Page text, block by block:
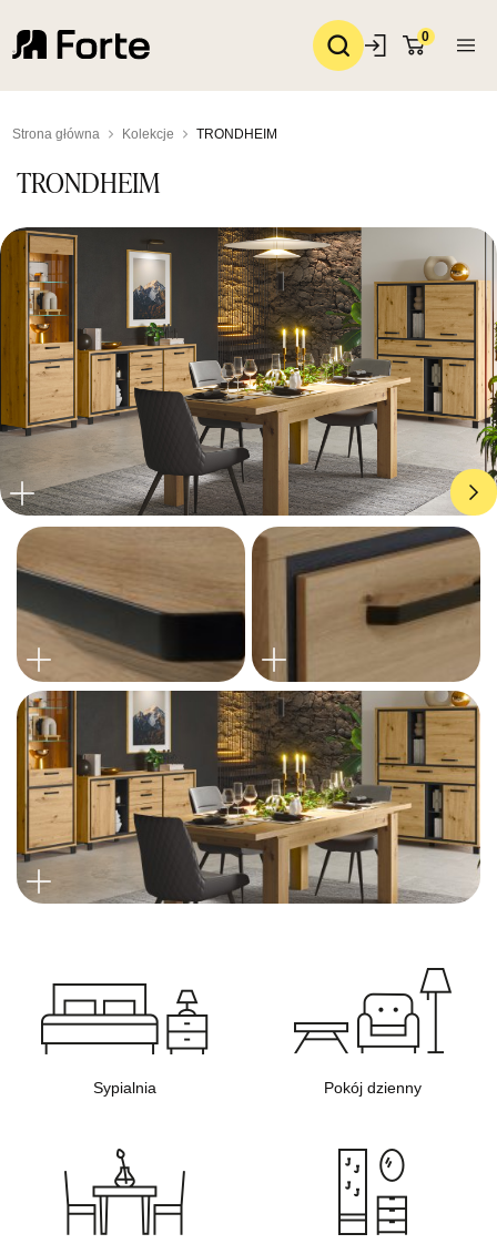
0
Strona główna Kolekcje TRONDHEIM
TRONDHEIM
Sypialnia Pokój dzienny